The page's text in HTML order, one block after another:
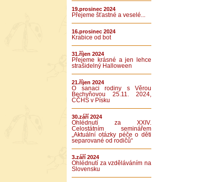
19.prosinec 2024
Přejeme šťastné a veselé...
16.prosinec 2024
Krabice od bot
31.říjen 2024
Přejeme krásné a jen lehce
strašidelný Halloween
21.říjen 2024
O sanaci rodiny s Věrou
Bechyňovou 25.11. 2024,
CČHS v Písku
30.září 2024
Ohlédnutí za XXIV.
Celostátním seminářem
„Aktuální otázky péče o děti
separované od rodičů“
3.září 2024
Ohlédnutí za vzděláváním na
Slovensku